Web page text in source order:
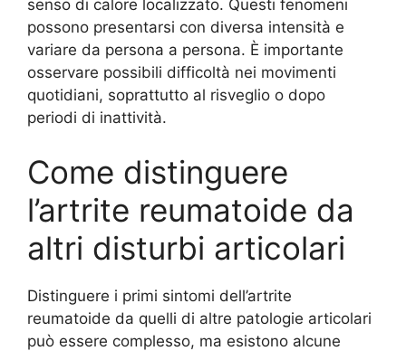
senso di calore localizzato. Questi fenomeni
possono presentarsi con diversa intensità e
variare da persona a persona. È importante
osservare possibili difficoltà nei movimenti
quotidiani, soprattutto al risveglio o dopo
periodi di inattività.
Come distinguere
l’artrite reumatoide da
altri disturbi articolari
Distinguere i primi sintomi dell’artrite
reumatoide da quelli di altre patologie articolari
può essere complesso, ma esistono alcune